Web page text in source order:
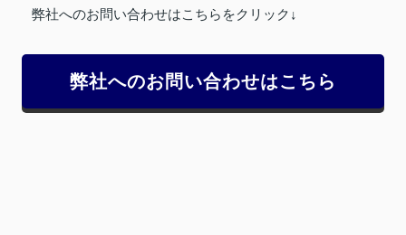
弊社へのお問い合わせはこちらをクリック↓
弊社へのお問い合わせはこちら